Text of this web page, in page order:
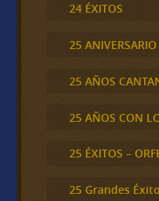
24 ÉXITOS
25 ANIVERSARIO
25 AÑOS
25 AÑOS CON
25 ÉXITOS –
25 Grandes